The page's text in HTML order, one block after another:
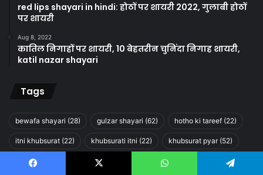
red lips shayari in hindi: होठों पर शायरी 2022, गुलाबी होठों
पर शायरी
Aug 8, 2022
कातिल निगाहों पर शायरी, 10 बेहतरीन चुनिंदा निगाह शायरी,
katil nazar shayari
Tags
bewafa shayari (28) gulzar shayari (62) hotho ki tareef (22)
itni khubsurat (22) khubsurati itni (22) khubsurat pyar(52)
ladki ki tareef love shayari pehla pyar shayari (62)